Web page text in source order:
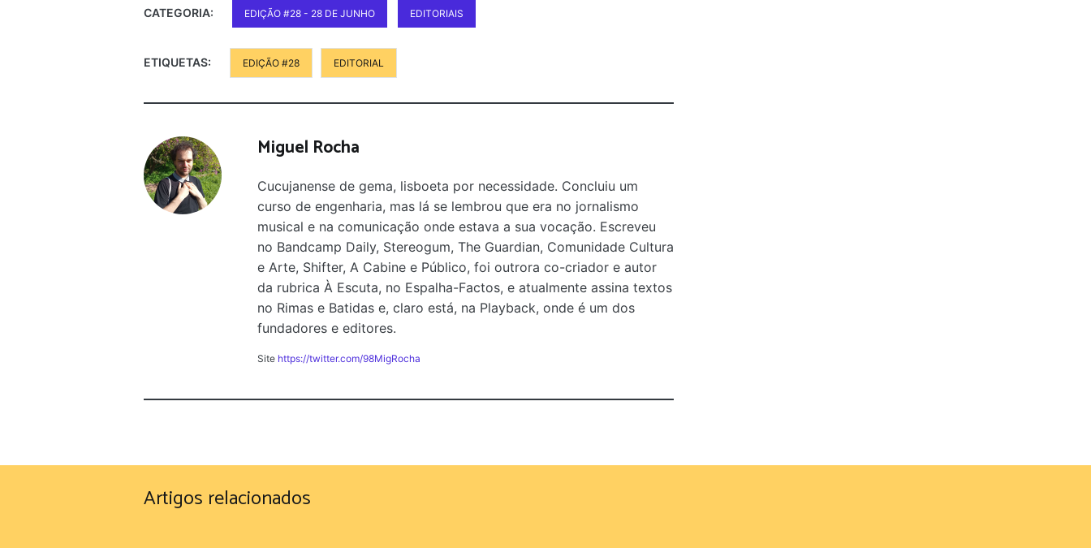
CATEGORIA: EDIÇÃO #28 - 28 DE JUNHO EDITORIAIS
ETIQUETAS: EDIÇÃO #28 EDITORIAL
Miguel Rocha
Cucujanense de gema, lisboeta por necessidade. Concluiu um
curso de engenharia, mas lá se lembrou que era no jornalismo
musical e na comunicação onde estava a sua vocação. Escreveu
no Bandcamp Daily, Stereogum, The Guardian, Comunidade Cultura
e Arte, Shifter, A Cabine e Público, foi outrora co-criador e autor
da rubrica À Escuta, no Espalha-Factos, e atualmente assina textos
no Rimas e Batidas e, claro está, na Playback, onde é um dos
fundadores e editores.
Site https://twitter.com/98MigRocha
Artigos relacionados